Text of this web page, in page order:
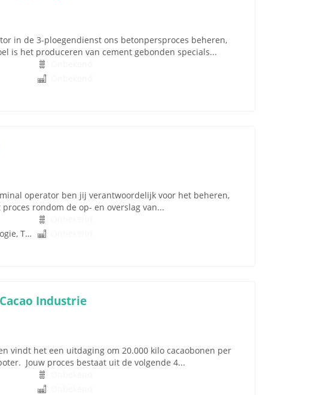
in de 3-ploegendienst ons betonpersproces beheren,
is het produceren van cement gebonden specials...
operator ben jij verantwoordelijk voor het beheren,
rondom de op- en overslag van...
Laboratorium Onderwijs, Procestechnologie, Techniek
Industrie
vindt het een uitdaging om 20.000 kilo cacaobonen per
Jouw proces bestaat uit de volgende 4...